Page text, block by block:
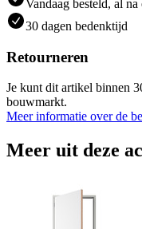
Vandaag besteld, al
30 dagen bedenktijd
Retourneren
Je kunt dit artikel binnen
bouwmarkt.
Meer informatie over de
Meer uit deze